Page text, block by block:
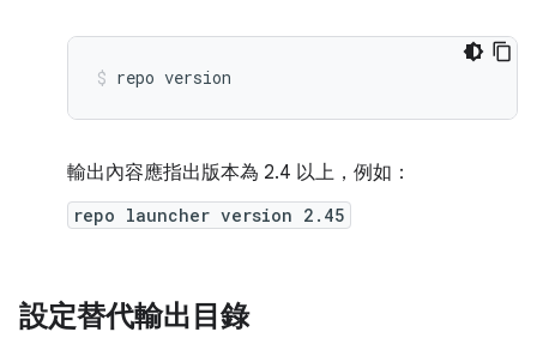
repo version
輸出內容應指出版本為 2.4 以上，例如：
repo launcher version 2.45
設定替代輸出目錄